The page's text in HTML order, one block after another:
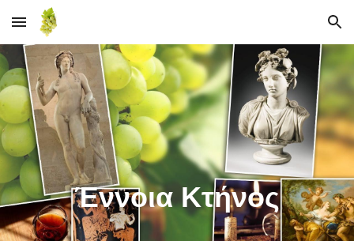
Skip to main content Skip to navigation
Έννοια Κτήνος